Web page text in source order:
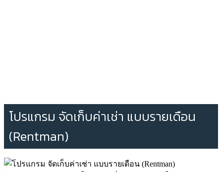
โปรแกรม จัดเก็บค่าเช่า แบบรายเดือน
(Rentman)